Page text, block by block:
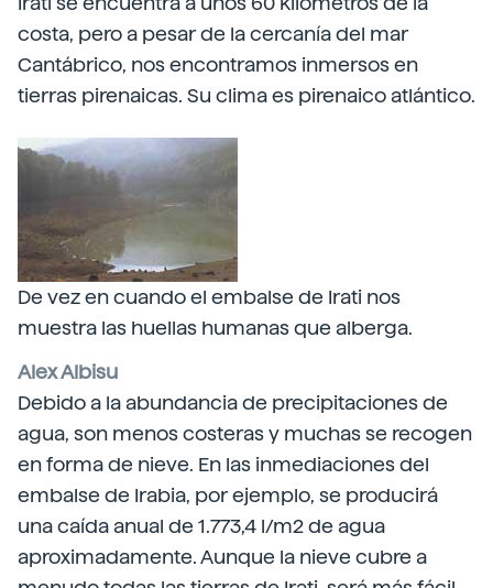
costa, pero a pesar de la cercanía del mar
Cantábrico, nos encontramos inmersos en
tierras pirenaicas. Su clima es pirenaico atlántico.
De vez en cuando el embalse de Irati nos
muestra las huellas humanas que alberga.
Alex Albisu
Debido a la abundancia de precipitaciones de
agua, son menos costeras y muchas se recogen
en forma de nieve. En las inmediaciones del
embalse de Irabia, por ejemplo, se producirá
una caída anual de 1.773,4 l/m2 de agua
aproximadamente. Aunque la nieve cubre a